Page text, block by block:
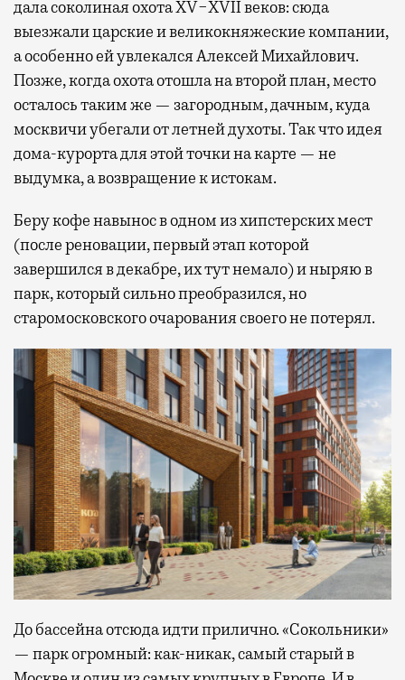
дала соколиная охота XV−XVII веков: сюда
выезжали царские и великокняжеские компании,
а особенно ей увлекался Алексей Михайлович.
Позже, когда охота отошла на второй план, место
осталось таким же — загородным, дачным, куда
москвичи убегали от летней духоты. Так что идея
дома-курорта для этой точки на карте — не
выдумка, а возвращение к истокам.
Беру кофе навынос в одном из хипстерских мест
(после реновации, первый этап которой
завершился в декабре, их тут немало) и ныряю в
парк, который сильно преобразился, но
старомосковского очарования своего не потерял.
До бассейна отсюда идти прилично. «Сокольники»
— парк огромный: как-никак, самый старый в